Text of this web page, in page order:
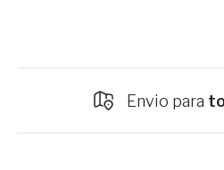
Envio para